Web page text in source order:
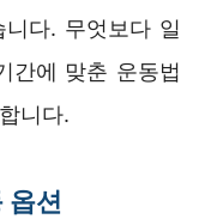
다. 무엇보다 일
간에 맞춘 운동법
니다.
옵션